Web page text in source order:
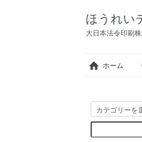
ほうれい
大日本法令印刷
ホーム